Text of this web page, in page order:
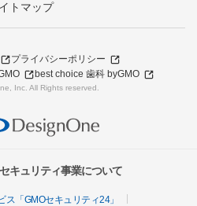
トマップ
プライバシーポリシー
best choice 歯科 byGMO
Inc. All Rights reserved.
キュリティ事業について
「GMOセキュリティ24」